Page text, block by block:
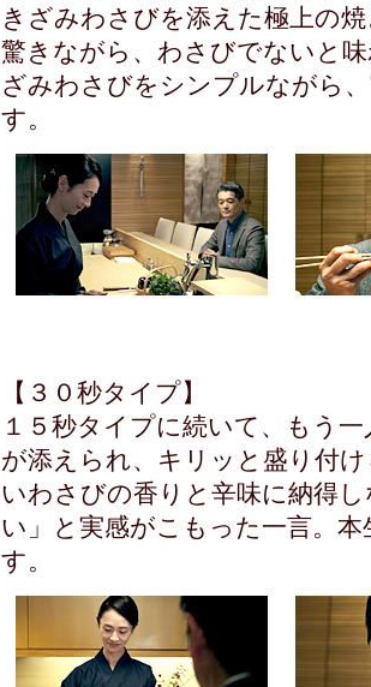
きざみわさびを添えた極上の
驚きながら、わさびでないと
ざみわさびをシンプルながら
す。
【３０秒タイプ】
１５秒タイプに続いて、もう
が添えられ、キリッと盛り付
いわさびの香りと辛味に納得
い」と実感がこもった一言。
す。